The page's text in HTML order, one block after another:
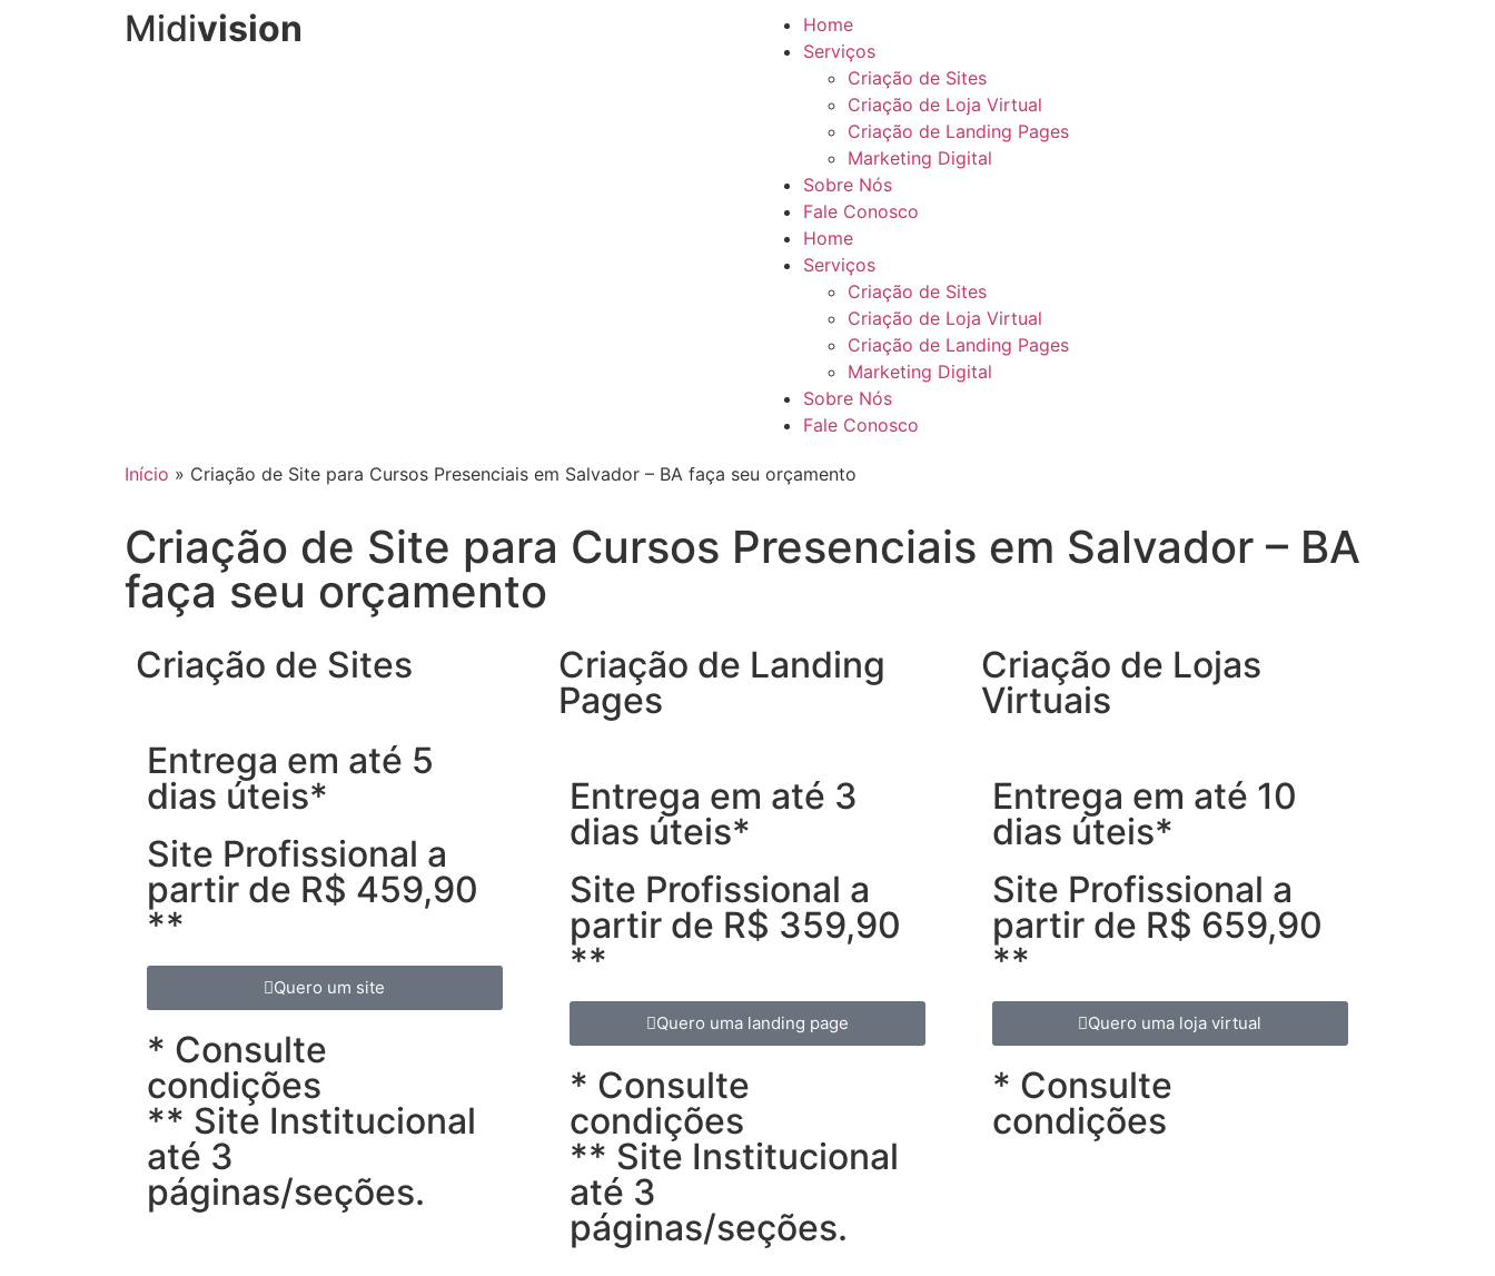
Midivision
Home
Serviços
Criação de Sites
Criação de Loja Virtual
Criação de Landing Pages
Marketing Digital
Sobre Nós
Fale Conosco
Home
Serviços
Criação de Sites
Criação de Loja Virtual
Criação de Landing Pages
Marketing Digital
Sobre Nós
Fale Conosco
Início » Criação de Site para Cursos Presenciais em Salvador – BA faça seu orçamento
Criação de Site para Cursos Presenciais em Salvador – BA
faça seu orçamento
Criação de Sites
Entrega em até 5
dias úteis*
Site Profissional a
partir de R$ 459,90
**
Quero um site
* Consulte
condições
** Site Institucional
até 3
páginas/seções.
Criação de Landing
Pages
Entrega em até 3
dias úteis*
Site Profissional a
partir de R$ 359,90
**
Quero uma landing page
* Consulte
condições
** Site Institucional
até 3
páginas/seções.
Criação de Lojas
Virtuais
Entrega em até 10
dias úteis*
Site Profissional a
partir de R$ 659,90
**
Quero uma loja virtual
* Consulte
condições